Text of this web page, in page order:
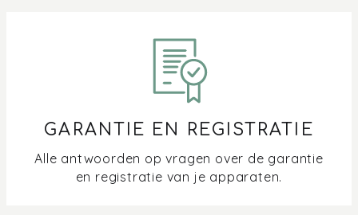
GARANTIE EN REGISTRATIE
Alle antwoorden op vragen over de garantie
en registratie van je apparaten.